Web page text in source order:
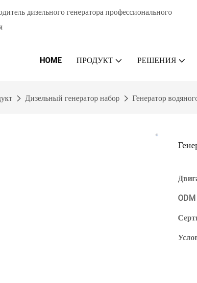
дизельного генератора профессионального
HOME ПРОДУКТ РЕШЕНИЯ
Дизельный генератор набор Генератор